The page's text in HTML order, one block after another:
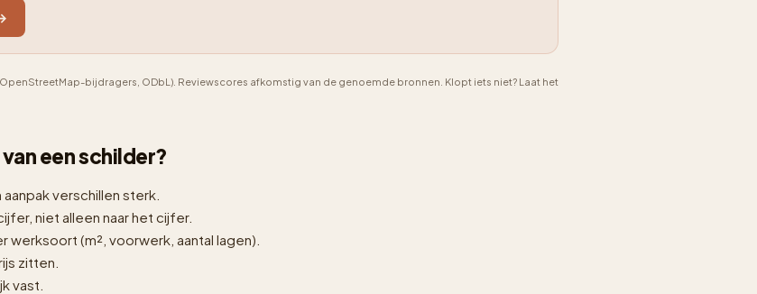
bijdragers, ODbL). Reviewscores afkomstig van de genoemde bronnen. Klopt iets niet? Laat het
een schilder?
verschillen sterk.
niet alleen naar het cijfer.
(m², voorwerk, aantal lagen).
zitten.
vast.